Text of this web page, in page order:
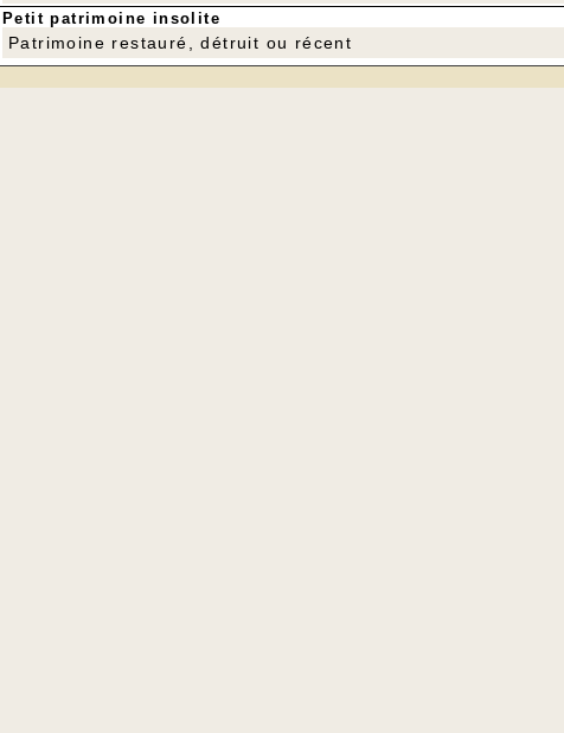
Petit patrimoine insolite
Patrimoine restauré, détruit ou récent